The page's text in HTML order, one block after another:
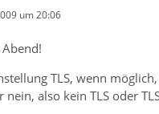
um 20:06
TLS, wenn
nein, also kein TLS oder